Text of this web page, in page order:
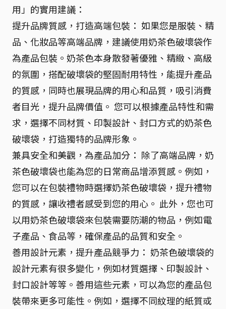
用」的實用建議：
提升品牌質感，打造高端包裝： 如果您是服裝、精
品、化妝品等高端品牌，建議使用奶茶色破壞袋作
為產品包裝。奶茶色本身散發著優雅、精緻、高級
的氛圍，搭配破壞袋的堅固耐用特性，能提升產品
的質感，同時也展現品牌的用心和品質，吸引消費
者目光，提升品牌價值。 您可以根據產品特性和需
求，選擇不同材質、印製設計、封口方式的奶茶色
破壞袋，打造獨特的品牌形象。
兼具安全和美觀，為產品加分： 除了高端品牌，奶
茶色破壞袋也能為您的日常商品增添質感。例如，
您可以在包裝禮物時選擇奶茶色破壞袋，提升禮物
的質感，讓收禮者感受到您的用心。 此外，您也可
以用奶茶色破壞袋來包裝需要防潮的物品，例如電
子產品、食品等，確保產品的品質和安全。
善用設計元素，提升產品競爭力： 奶茶色破壞袋的
設計元素有很多變化，例如材質選擇、印製設計、
封口設計等等。善用這些元素，可以為您的產品包
裝帶來更多可能性。例如，選擇不同紋理的紙質或